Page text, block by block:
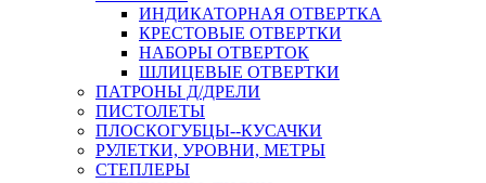
ИНДИКАТОРНАЯ ОТВЕРТКА
КРЕСТОВЫЕ ОТВЕРТКИ
НАБОРЫ ОТВЕРТОК
ШЛИЦЕВЫЕ ОТВЕРТКИ
ПАТРОНЫ Д/ДРЕЛИ
ПИСТОЛЕТЫ
ПЛОСКОГУБЦЫ--КУСАЧКИ
РУЛЕТКИ, УРОВНИ, МЕТРЫ
СТЕПЛЕРЫ